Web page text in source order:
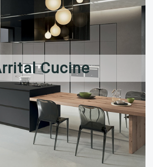
Cucine